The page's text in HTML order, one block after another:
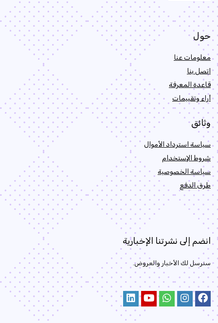
حول
معلومات عنا
اتصل بنا
قاعدة المعرفة
أراء وتقييمات
وثائق
سياسة استرداد الأموال
شروط الإستخدام
سياسة الخصوصية
طرق الدفع
انضم إلى نشرتنا الإخبارية
سنرسل لك الأخبار والعروض.